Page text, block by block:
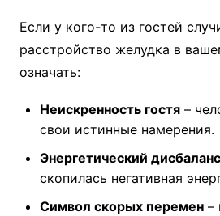
Если у кого-то из гостей
расстройство желудка в
означать:
Неискренность гостя–
свои истинные намерения.
Энергетический дисбаланс
скопилась негативная
Символ скорых перемен–